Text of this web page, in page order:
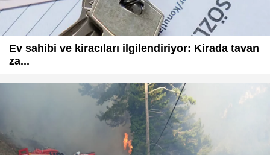
Ev sahibi ve kiracıları ilgilendiriyor: Kirada tavan
za...